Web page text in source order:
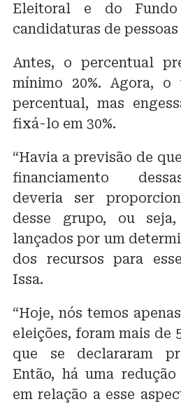
Eleitoral e do
candidaturas de
Antes, o percentual
mínimo 20%. Agora,
percentual, mas
fixá-lo em 30%.
“Havia a previsão de
financiamento
deveria ser
desse grupo, ou
lançados por um
dos recursos para
Issa.
“Hoje, nós temos
eleições, foram mais de
que se declararam
Então, há uma
em relação a esse